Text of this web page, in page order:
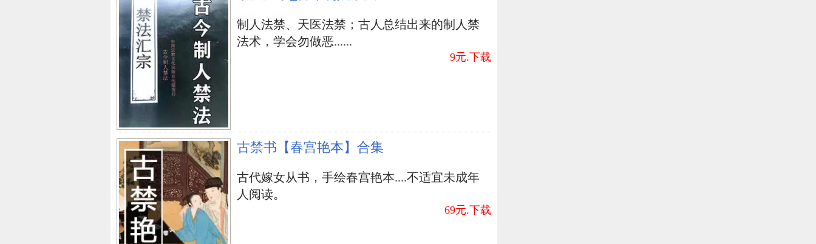
制人法禁、天医法禁；古人总结出来的制人禁
法术，学会勿做恶......
9元.下载
古禁书【春宫艳本】合集
古代嫁女从书，手绘春宫艳本....不适宜未成年
人阅读。
69元.下载